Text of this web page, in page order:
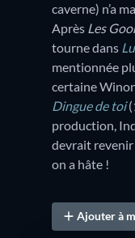
caverne) n’a
Après Les
tourne dans
mentionnée
certaine
Dingue de toi
production,
devrait revenir
on a hâte !
Ajouter à